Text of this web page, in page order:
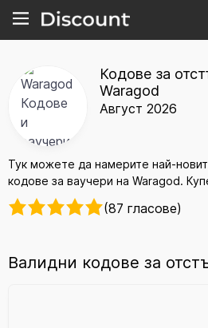
Кодове за
Waragod
Август 2026
Тук можете да намерите най-
кодове за ваучери на Waragod.
(87 гласове)
Валидни кодове за